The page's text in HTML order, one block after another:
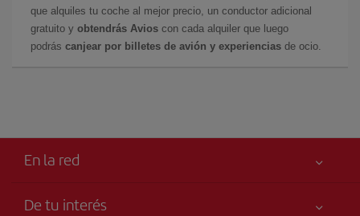
que alquiles tu coche al mejor precio, un conductor adicional
gratuito y obtendrás Avios con cada alquiler que luego
podrás canjear por billetes de avión y experiencias de ocio.
En la red
De tu interés